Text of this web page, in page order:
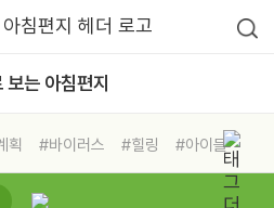
보는 아침편지
획 #바이러스 #힐링
#아이들